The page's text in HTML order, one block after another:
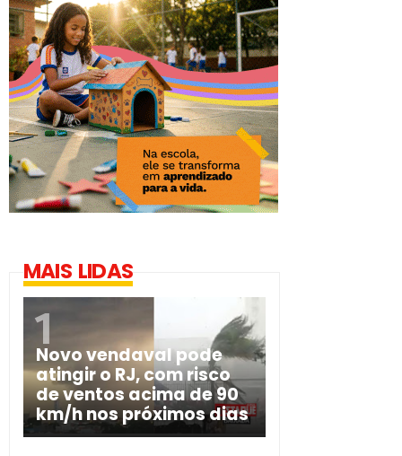
MAIS LIDAS
Novo vendaval pode
atingir o RJ, com risco
de ventos acima de 90
km/h nos próximos dias